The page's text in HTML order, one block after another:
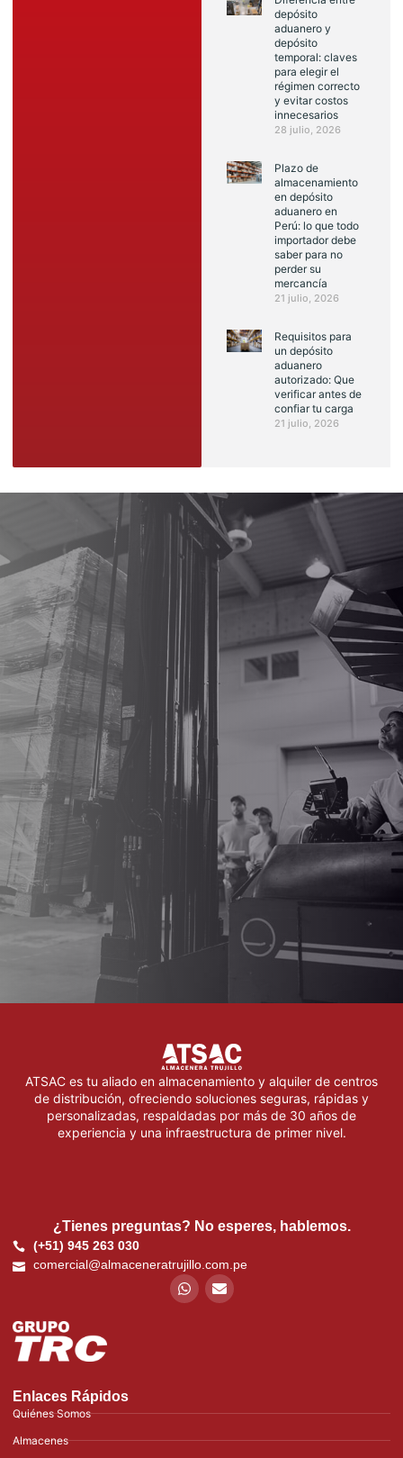
depósito
aduanero y
depósito
temporal: claves
para elegir el
régimen correcto
y evitar costos
innecesarios
28 julio, 2026
Plazo de
almacenamiento
en depósito
aduanero en
Perú: lo que todo
importador debe
saber para no
perder su
mercancía
21 julio, 2026
Requisitos para
un depósito
aduanero
autorizado: Que
verificar antes de
confiar tu carga
21 julio, 2026
ATSAC es tu aliado en almacenamiento y alquiler de centros
de distribución, ofreciendo soluciones seguras, rápidas y
personalizadas, respaldadas por más de 30 años de
experiencia y una infraestructura de primer nivel.
¿Tienes preguntas? No esperes, hablemos.
(+51) 945 263 030
comercial@almaceneratrujillo.com.pe
Enlaces Rápidos
Quiénes Somos
Almacenes